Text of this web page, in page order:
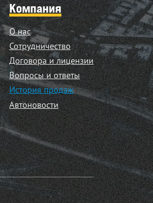
Компания
О нас
Сотрудничество
Договора и лицензии
Вопросы и ответы
История продаж
Автоновости